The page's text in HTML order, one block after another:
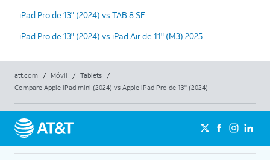
iPad Pro de 13" (2024) vs TAB 8 SE
iPad Pro de 13" (2024) vs iPad Air de 11" (M3) 2025
att.com / Móvil / Tablets
/
Compare Apple iPad mini (2024) vs Apple iPad Pro de 13" (2024)